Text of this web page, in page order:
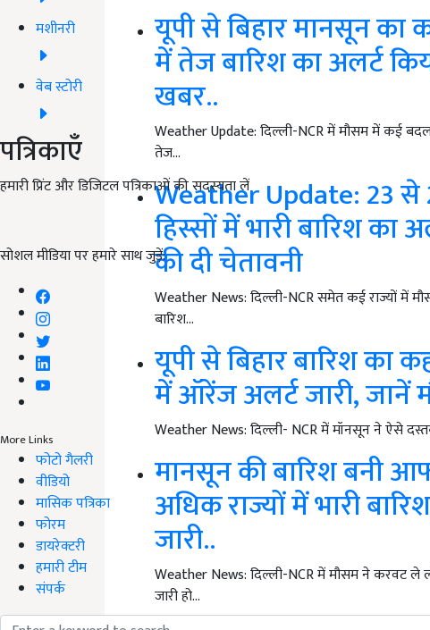
मशीनरी
वेब स्टोरी
पत्रिकाएँ
हमारी प्रिंट और डिजिटल पत्रिकाओं की सदस्यता लें
सोशल मीडिया पर हमारे साथ जुड़ें:
More Links
फोटो गैलरी
वीडियो
मासिक पत्रिका
फोरम
डायरेक्टरी
हमारी टीम
संपर्क
यूपी से बिहार मानसून का
में तेज बारिश का अलर्ट
खबर..
Weather Update: दिल्ली-NCR में मौसम में कई
तेज…
Weather Update: 23
हिस्सों में भारी बारिश
की दी चेतावनी
Weather News: दिल्ली-NCR समेत कई राज्यों में
बारिश…
यूपी से बिहार बारिश का
में ऑरेंज अलर्ट जारी, जानें
Weather News: दिल्ली- NCR में मॉनसून ने ऐसे
मानसून की बारिश बनी
अधिक राज्यों में भारी
जारी..
Weather News: दिल्ली-NCR में मौसम ने करवट ले
जारी हो…